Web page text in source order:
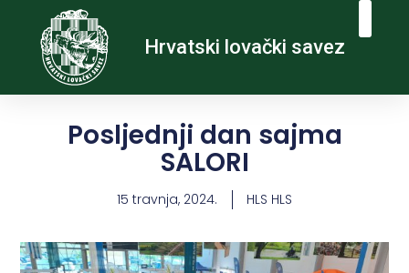
Hrvatski lovački savez
Posljednji dan sajma
SALORI
15 travnja, 2024. HLS HLS